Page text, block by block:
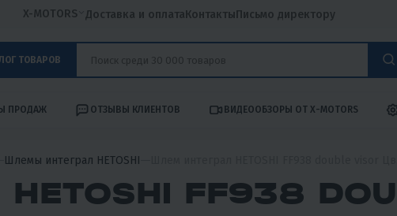
X-MOTORS Доставка и оплатаКонтактыПисьмо директору
ТОВАРОВ
ПРОДАЖ ОТЗЫВЫ КЛИЕНТОВ ВИДЕООБЗОРЫ ОТ X-MOTORS
Шлемы интеграл HETOSHI
FF938